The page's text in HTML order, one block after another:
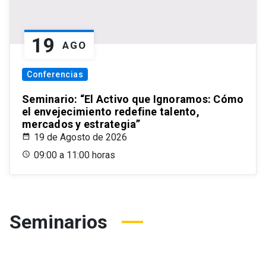
19 AGO
Conferencias
Seminario: “El Activo que Ignoramos: Cómo
el envejecimiento redefine talento,
mercados y estrategia”
19 de Agosto de 2026
09:00 a 11:00 horas
Seminarios